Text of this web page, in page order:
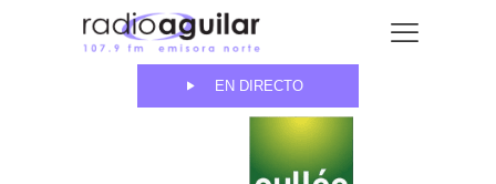
EN DIRECTO